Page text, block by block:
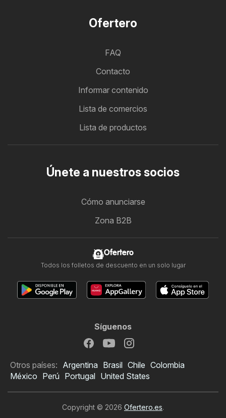
Ofertero
FAQ
Contacto
Informar contenido
Lista de comercios
Lista de productos
Únete a nuestros socios
Cómo anunciarse
Zona B2B
Ofertero
Todos los folletos de descuento en un solo lugar
Síguenos
Otros países: Argentina Brasil Chile Colombia
México Perú Portugal United States
Copyright © 2026 Ofertero.es.